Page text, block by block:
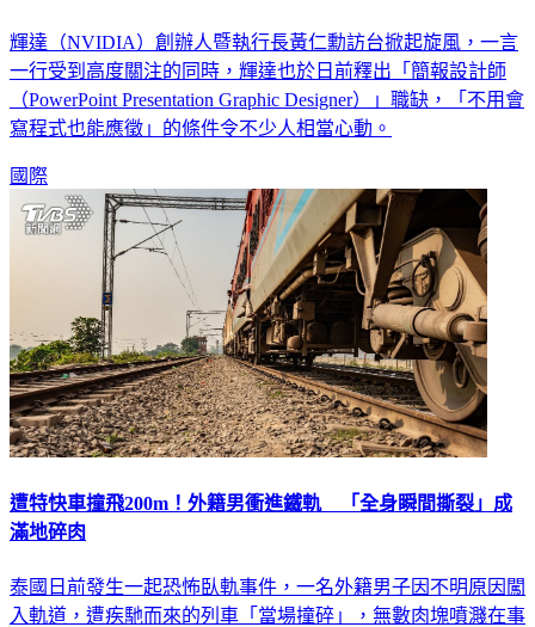
輝達（NVIDIA）創辦人暨執行長黃仁勳訪台掀起旋風，一言
一行受到高度關注的同時，輝達也於日前釋出「簡報設計師
（PowerPoint Presentation Graphic Designer）」職缺，「不用會
寫程式也能應徵」的條件令不少人相當心動。
國際
遭特快車撞飛200m！外籍男衝進鐵軌 「全身瞬間撕裂」成
滿地碎肉
泰國日前發生一起恐怖臥軌事件，一名外籍男子因不明原因闖
入軌道，遭疾馳而來的列車「當場撞碎」，無數肉塊噴濺在事